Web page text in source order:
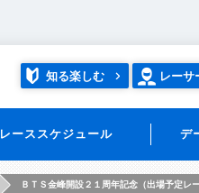
知る楽しむ レーサ
レーススケジュール デ
ＢＴＳ金峰開設２１周年記念（出場予定レ